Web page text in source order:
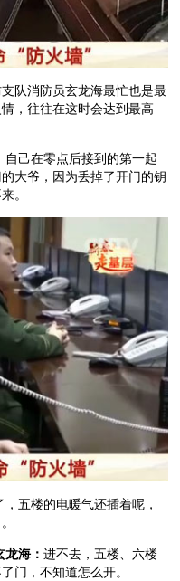
队消防员玄龙海最忙也是最
，往往在这时会达到最高
己在零点后接到的第一起
大爷，因为丢掉了开门的钥
。
五楼的电暖气还插着呢，
龙海：进不去，五楼、六楼
门，不知道怎么开。